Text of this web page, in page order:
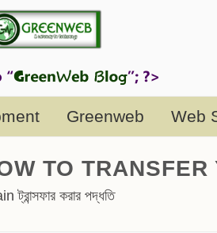
Greenweb Web
- HOW TO
ট্রান্সফার করার পদ্ধতি